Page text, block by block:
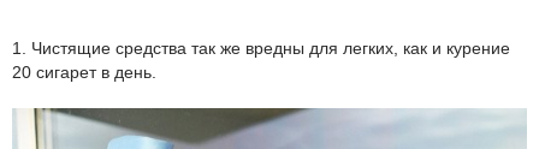
1. Чистящие средства так же вредны для легких, как и курение
20 сигарет в день.